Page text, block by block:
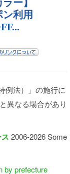
例法）」の施行に
異なる場合があり
2006-2026 Some
by prefecture